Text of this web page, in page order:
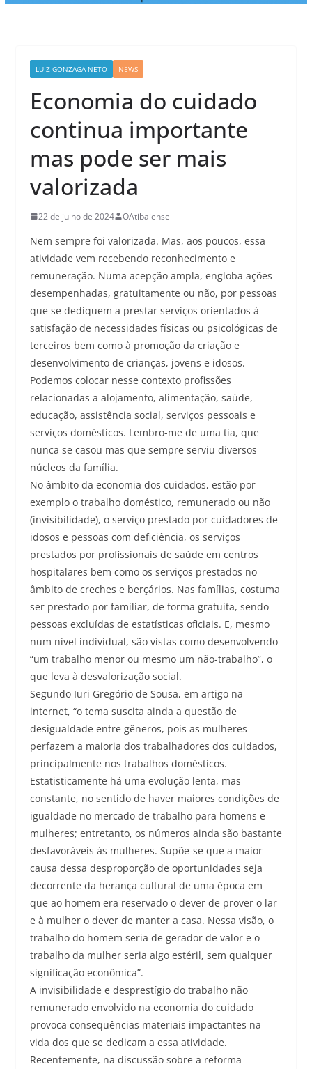
LUIZ GONZAGA NETO NEWS
Economia do cuidado
continua importante
mas pode ser mais
valorizada
22 de julho de 2024 OAtibaiense
Nem sempre foi valorizada. Mas, aos poucos, essa
atividade vem recebendo reconhecimento e
remuneração. Numa acepção ampla, engloba ações
desempenhadas, gratuitamente ou não, por pessoas
que se dediquem a prestar serviços orientados à
satisfação de necessidades físicas ou psicológicas de
terceiros bem como à promoção da criação e
desenvolvimento de crianças, jovens e idosos.
Podemos colocar nesse contexto profissões
relacionadas a alojamento, alimentação, saúde,
educação, assistência social, serviços pessoais e
serviços domésticos. Lembro-me de uma tia, que
nunca se casou mas que sempre serviu diversos
núcleos da família.
No âmbito da economia dos cuidados, estão por
exemplo o trabalho doméstico, remunerado ou não
(invisibilidade), o serviço prestado por cuidadores de
idosos e pessoas com deficiência, os serviços
prestados por profissionais de saúde em centros
hospitalares bem como os serviços prestados no
âmbito de creches e berçários. Nas famílias, costuma
ser prestado por familiar, de forma gratuita, sendo
pessoas excluídas de estatísticas oficiais. E, mesmo
num nível individual, são vistas como desenvolvendo
“um trabalho menor ou mesmo um não-trabalho”, o
que leva à desvalorização social.
Segundo Iuri Gregório de Sousa, em artigo na
internet, “o tema suscita ainda a questão de
desigualdade entre gêneros, pois as mulheres
perfazem a maioria dos trabalhadores dos cuidados,
principalmente nos trabalhos domésticos.
Estatisticamente há uma evolução lenta, mas
constante, no sentido de haver maiores condições de
igualdade no mercado de trabalho para homens e
mulheres; entretanto, os números ainda são bastante
desfavoráveis às mulheres. Supõe-se que a maior
causa dessa desproporção de oportunidades seja
decorrente da herança cultural de uma época em
que ao homem era reservado o dever de prover o lar
e à mulher o dever de manter a casa. Nessa visão, o
trabalho do homem seria de gerador de valor e o
trabalho da mulher seria algo estéril, sem qualquer
significação econômica”.
A invisibilidade e desprestígio do trabalho não
remunerado envolvido na economia do cuidado
provoca consequências materiais impactantes na
vida dos que se dedicam a essa atividade.
Recentemente, na discussão sobre a reforma